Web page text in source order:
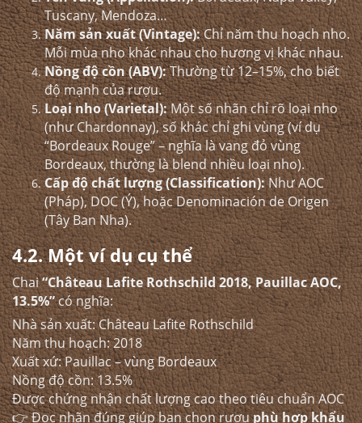
Tuscany, Mendoza…
Năm sản xuất (Vintage):Chỉ năm thu hoạch nho.
Mỗi mùa nho khác nhau cho hương vị khác nhau.
Nồng độ cồn (ABV):Thường từ 12–15%, cho biết
độ mạnh của rượu.
Loại nho (Varietal):Một số nhãn chỉ rõ loại nho
(như Chardonnay), số khác chỉ ghi vùng (ví dụ
“Bordeaux Rouge” – nghĩa là vang đỏ vùng
Bordeaux, thường là blend nhiều loại nho).
Cấp độ chất lượng (Classification):Như AOC
(Pháp), DOC (Ý), hoặc Denominación de Origen
(Tây Ban Nha).
4.2. Một ví dụ cụ thể
Chai“Château Lafite Rothschild 2018, Pauillac AOC,
13.5%”có nghĩa:
Nhà sản xuất: Château Lafite Rothschild
Năm thu hoạch: 2018
Xuất xứ: Pauillac – vùng Bordeaux
Nồng độ cồn: 13.5%
Được chứng nhận chất lượng cao theo tiêu chuẩn AOC
👉 Đọc nhãn đúng giúp bạn chọn rượuphù hợp khẩu